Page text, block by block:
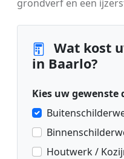
grondverf en een
Wat kost
in Baarlo?
Kies uw gewenste
Houtwerk /